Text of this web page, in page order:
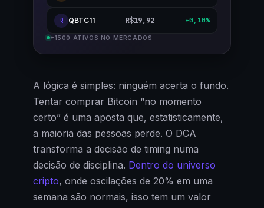
Q QBTC11 R$19,92 +0,10%
+1500 ATIVOS NO MERCADOS
A lógica é simples: ninguém acerta o fundo.
Tentar comprar Bitcoin “no momento
certo” é uma aposta que, estatisticamente,
a maioria das pessoas perde. O DCA
transforma a decisão de timing numa
decisão de disciplina. Dentro do universo
cripto, onde oscilações de 20% em uma
semana são normais, isso tem um valor